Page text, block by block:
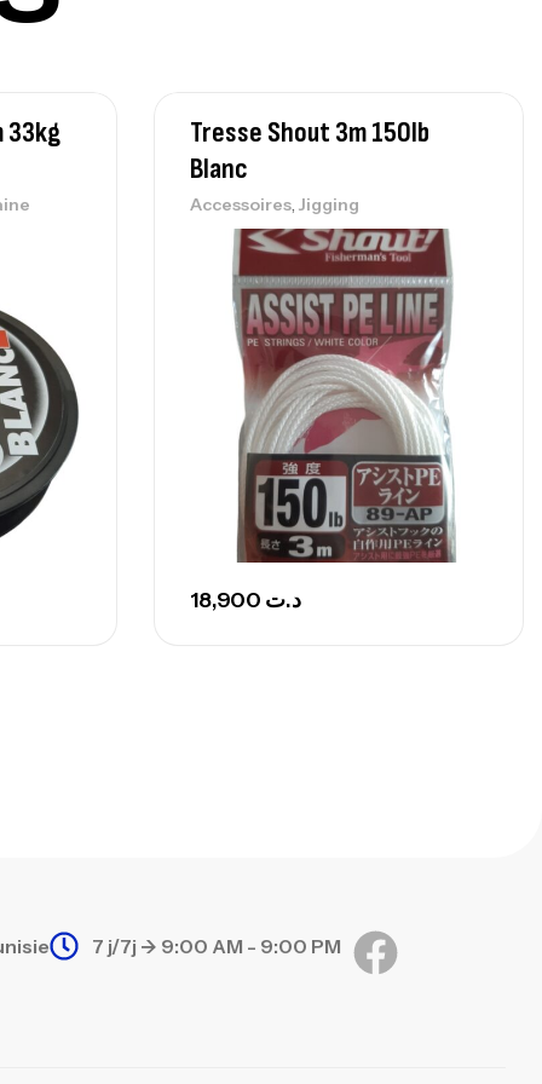
د.ت239,000
G
Sunset Secret Cove 420 Cm 100
G
, Surfcasting
د.ت 748,000
د.ت
33kg
Tresse Shout 3m 150lb
Blanc
Accessoires, Jigging
د.ت
7 j/7j -> 9:00 AM - 9:00 PM